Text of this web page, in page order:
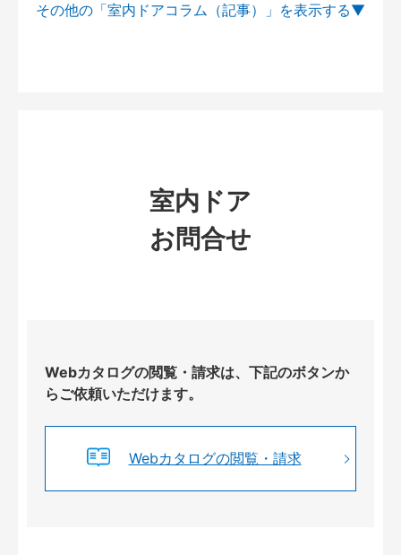
その他の「室内ドアコラム（記事）」を
室内ドア
お問合せ
Webカタログの閲覧・請求は、下記のボタンか
らご依頼いただけます。
Webカタログの閲覧・請求